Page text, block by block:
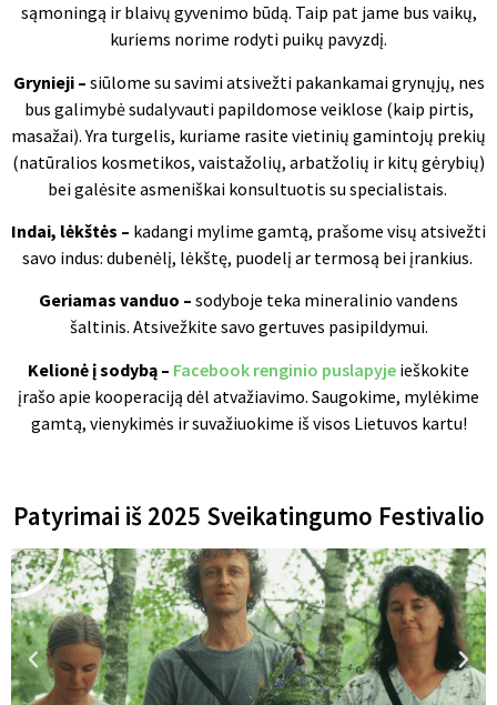
sąmoningą ir blaivų gyvenimo būdą. Taip pat jame bus vaikų,
kuriems norime rodyti puikų pavyzdį.
Grynieji – siūlome su savimi atsivežti pakankamai grynųjų, nes
bus galimybė sudalyvauti papildomose veiklose (kaip pirtis,
masažai). Yra turgelis, kuriame rasite vietinių gamintojų prekių
(natūralios kosmetikos, vaistažolių, arbatžolių ir kitų gėrybių)
bei galėsite asmeniškai konsultuotis su specialistais.
Indai, lėkštės – kadangi mylime gamtą, prašome visų atsivežti
savo indus: dubenėlį, lėkštę, puodelį ar termosą bei įrankius.
Geriamas vanduo – sodyboje teka mineralinio vandens
šaltinis. Atsivežkite savo gertuves pasipildymui.
Kelionė į sodybą – Facebook renginio puslapyje ieškokite
įrašo apie kooperaciją dėl atvažiavimo. Saugokime, mylėkime
gamtą, vienykimės ir suvažiuokime iš visos Lietuvos kartu!
Patyrimai iš 2025 Sveikatingumo Festivalio